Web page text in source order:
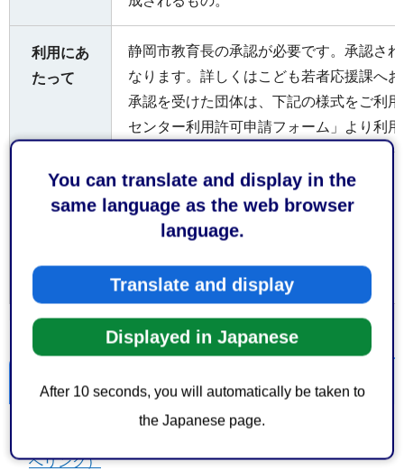
You can translate and display in the
same language as the web browser
language.
Translate and display
Displayed in Japanese
After 10 seconds, you will automatically be taken to
the Japanese page.
利用にあ
たって
静岡市教育長の承認が必要です。承認さ
なります。詳しくはこども若者応援課へ
承認を受けた団体は、下記の様式をご利
センター利用許可申請フォーム」より利
会議室ご
との利用
会議室A：30人（38.70平方メートル）
会議室B：30人（36.40平方メートル）
会議室C：30人（41.90平方メートル）
会議室E：25人（34.80平方メートル）
詳細情報
へリンク）